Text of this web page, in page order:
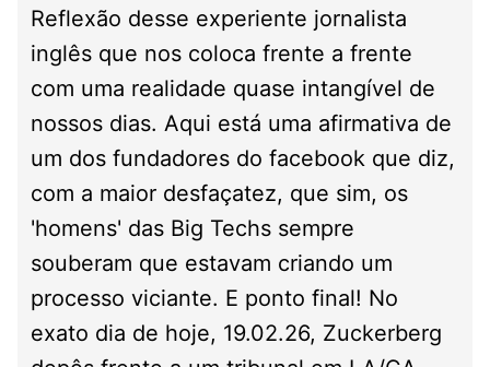
Reflexão desse experiente jornalista
inglês que nos coloca frente a frente
com uma realidade quase intangível de
nossos dias. Aqui está uma afirmativa de
um dos fundadores do facebook que diz,
com a maior desfaçatez, que sim, os
'homens' das Big Techs sempre
souberam que estavam criando um
processo viciante. E ponto final! No
exato dia de hoje, 19.02.26, Zuckerberg